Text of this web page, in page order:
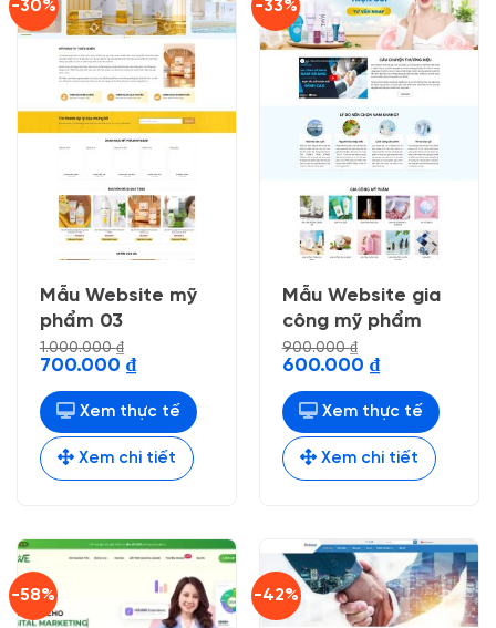
-30%
Mẫu Website mỹ
phẩm 03
1.000.000₫
Giá
gốc
là:
1.000.000 ₫.
700.000 ₫Giá
hiện
tại
là:
700.000 ₫.
Xem thực tế
Xem chi tiết
-33%
Mẫu Website gia
công mỹ phẩm
900.000₫
Giá
gốc
là:
900.000 ₫.
600.000 ₫Giá
hiện
tại
là:
600.000 ₫.
Xem thực tế
Xem chi tiết
-58% -42%